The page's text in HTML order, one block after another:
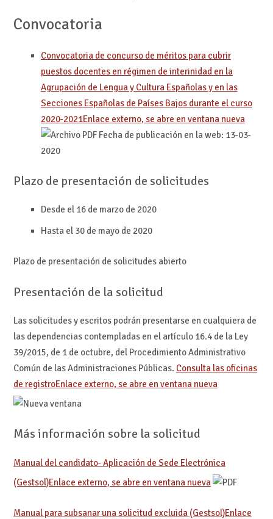
Convocatoria
Convocatoria de concurso de méritos para cubrir
puestos docentes en régimen de interinidad en la
Agrupación de Lengua y Cultura Españolas y en las
Secciones Españolas de Países Bajos durante el curso
2020-2021Enlace externo, se abre en ventana nueva
Fecha de publicación en la web: 13-03-
2020
Plazo de presentación de solicitudes
Desde el 16 de marzo de 2020
Hasta el 30 de mayo de 2020
Plazo de presentación de solicitudes abierto
Presentación de la solicitud
Las solicitudes y escritos podrán presentarse en cualquiera de
las dependencias contempladas en el artículo 16.4 de la Ley
39/2015, de 1 de octubre, del Procedimiento Administrativo
Común de las Administraciones Públicas. Consulta las oficinas
de registroEnlace externo, se abre en ventana nueva
Más información sobre la solicitud
Manual del candidato- Aplicación de Sede Electrónica
(Gestsol)Enlace externo, se abre en ventana nueva
Manual para subsanar una solicitud excluida (Gestsol)Enlace